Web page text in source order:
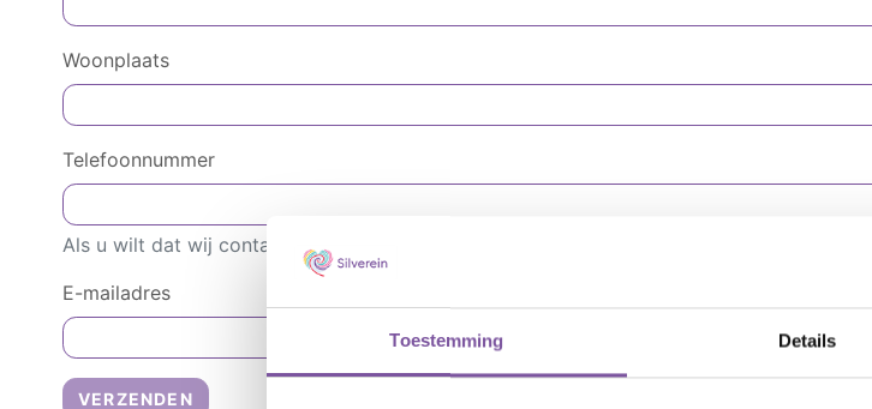
Toestemming Details
Woonplaats
Telefoonnummer
Als u wilt dat wij contact met u opnemen, vul dan uw telefoonnummer en/of mailadres in.
E-mailadres